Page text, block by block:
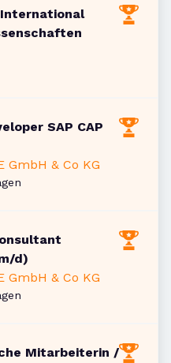
SAP CAP
GmbH & Co KG
d)
GmbH & Co KG
Mitarbeiterin /